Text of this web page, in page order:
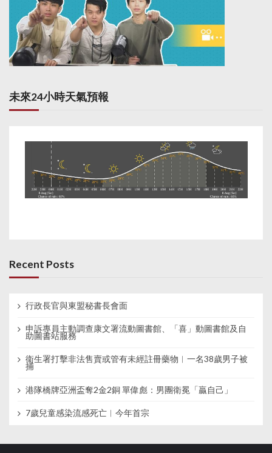
未來24小時天氣預報
Recent Posts
行政長官與東盟秘書長會面
申訴專員主動調查康文署流動圖書館、「喜」動圖書館及自
助圖書站服務
衞生署打擊非法售賣或管有未經註冊藥物︱一名38歲男子被
捕
港隊橋牌亞洲盃奪2金2銅 單偉彪：男團衛冕「贏自己」
7歲兒童感染流感死亡︱今年首宗